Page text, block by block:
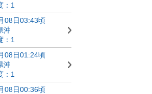
：1
08日03:43頃
沖
：1
08日01:24頃
沖
：1
08日00:36頃